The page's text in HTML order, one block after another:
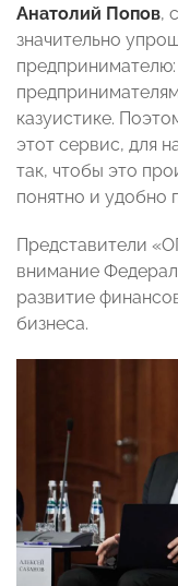
Анатолий Попов,
значительно
казуистике.
этот сервис, для
так, чтобы это
понятно и удобно
Представители
внимание
развитие
бизнеса.